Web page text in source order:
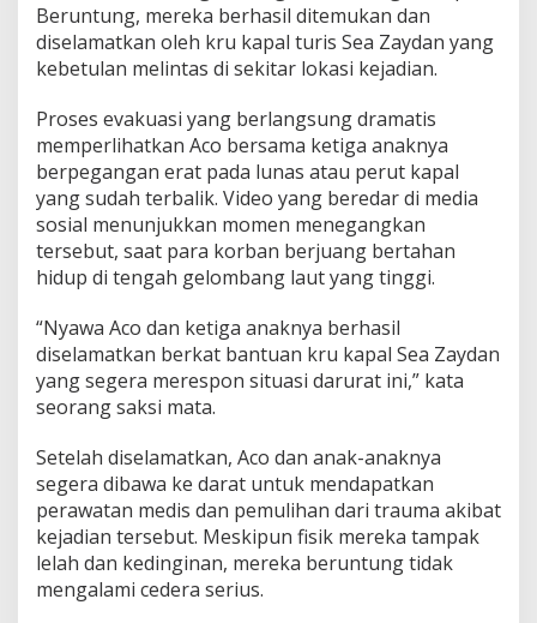
m
a
t
k
n
T
i
g
a
A
n
a
k
y
a
d
P
r
a
i
r
a
n
S
Beruntung, mereka berhasil ditemukan dan
diselamatkan oleh kru kapal turis Sea Zaydan yang
kebetulan melintas di sekitar lokasi kejadian.
Proses evakuasi yang berlangsung dramatis
memperlihatkan Aco bersama ketiga anaknya
berpegangan erat pada lunas atau perut kapal
yang sudah terbalik. Video yang beredar di media
sosial menunjukkan momen menegangkan
tersebut, saat para korban berjuang bertahan
hidup di tengah gelombang laut yang tinggi.
“Nyawa Aco dan ketiga anaknya berhasil
diselamatkan berkat bantuan kru kapal Sea Zaydan
yang segera merespon situasi darurat ini,” kata
seorang saksi mata.
Setelah diselamatkan, Aco dan anak-anaknya
segera dibawa ke darat untuk mendapatkan
perawatan medis dan pemulihan dari trauma akibat
kejadian tersebut. Meskipun fisik mereka tampak
lelah dan kedinginan, mereka beruntung tidak
mengalami cedera serius.